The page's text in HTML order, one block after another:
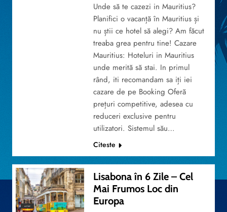
Unde să te cazezi in Mauritius?
Planifici o vacanță în Mauritius și
nu știi ce hotel să alegi? Am făcut
treaba grea pentru tine! Cazare
Mauritius: Hoteluri in Mauritius
unde merită să stai. In primul
rând, iti recomandam sa iți iei
cazare de pe Booking Oferă
prețuri competitive, adesea cu
reduceri exclusive pentru
utilizatori. Sistemul său…
Citeste
MYTRIP
Lisabona în 6 Zile – Cel
Mai Frumos Loc din
Europa